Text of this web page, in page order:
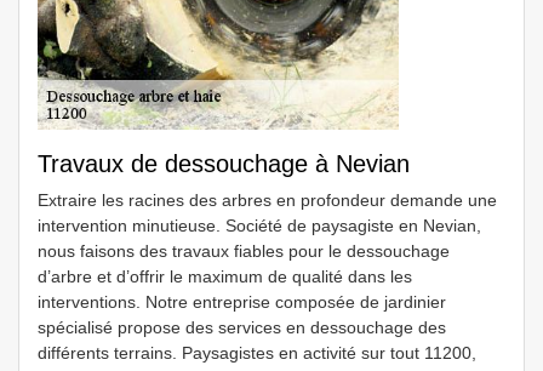
Travaux de dessouchage à Nevian
Extraire les racines des arbres en profondeur demande une
intervention minutieuse. Société de paysagiste en Nevian,
nous faisons des travaux fiables pour le dessouchage
d’arbre et d’offrir le maximum de qualité dans les
interventions. Notre entreprise composée de jardinier
spécialisé propose des services en dessouchage des
différents terrains. Paysagistes en activité sur tout 11200,